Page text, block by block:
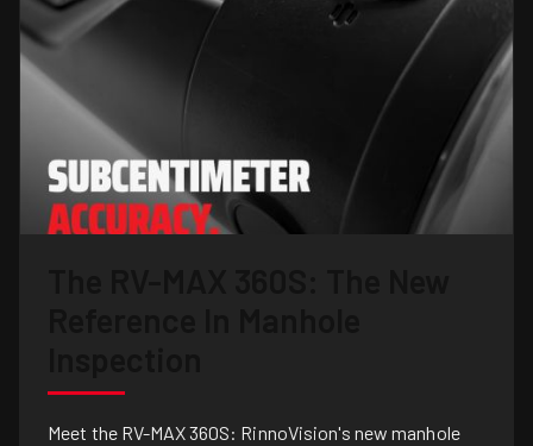
Meet the RV-MAX 360S: RinnoVision's new manhole